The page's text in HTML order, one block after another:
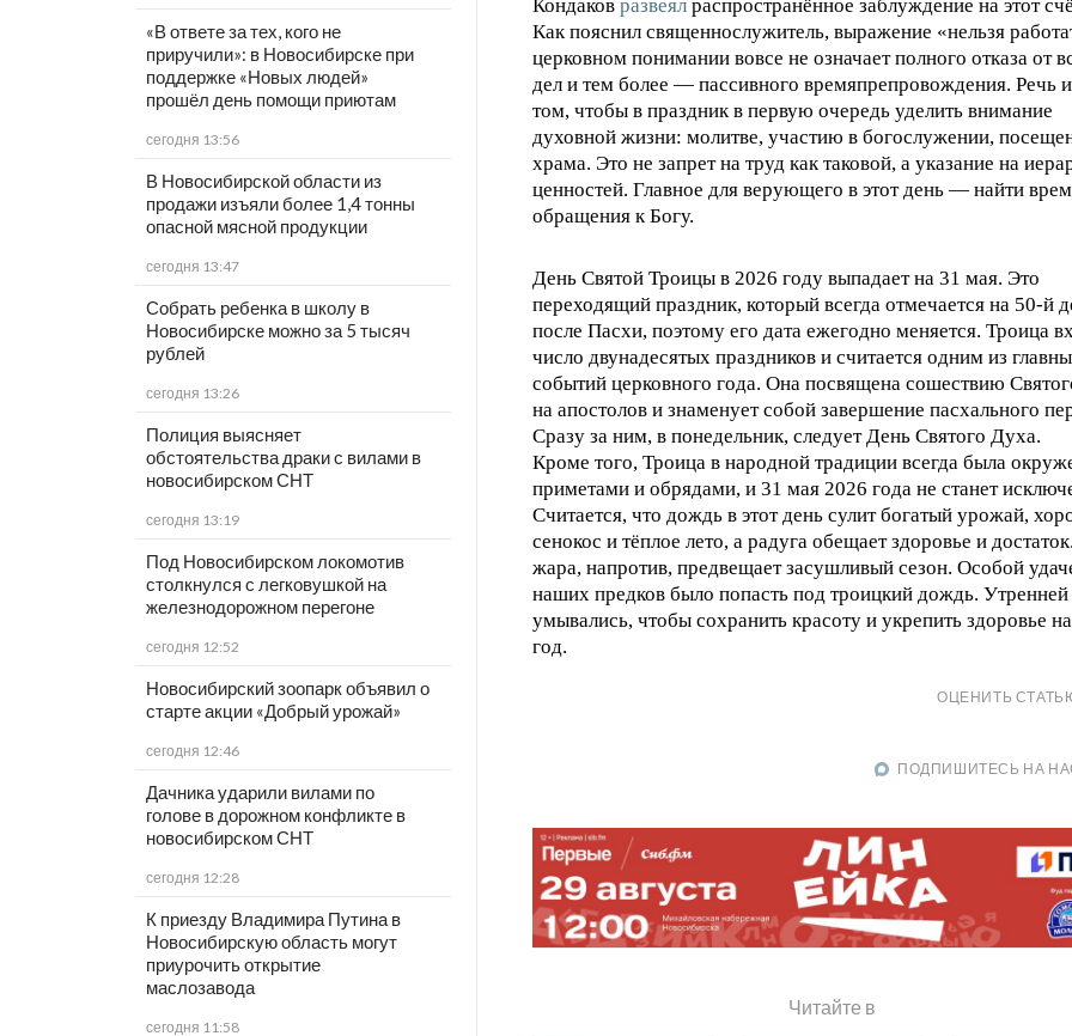
«В ответе за тех, кого не
приручили»: в Новосибирске при
поддержке «Новых людей»
прошёл день помощи приютам
сегодня 13:56
В Новосибирской области из
продажи изъяли более 1,4 тонны
опасной мясной продукции
сегодня 13:47
Собрать ребенка в школу в
Новосибирске можно за 5 тысяч
рублей
сегодня 13:26
Полиция выясняет
обстоятельства драки с вилами в
новосибирском СНТ
сегодня 13:19
Под Новосибирском локомотив
столкнулся с легковушкой на
железнодорожном перегоне
сегодня 12:52
Новосибирский зоопарк объявил о
старте акции «Добрый урожай»
сегодня 12:46
Дачника ударили вилами по
голове в дорожном конфликте в
новосибирском СНТ
сегодня 12:28
К приезду Владимира Путина в
Новосибирскую область могут
приурочить открытие
маслозавода
сегодня 11:58
Кондаков развеял распространённое заблуждение на этот
Как пояснил священнослужитель, выражение «нельзя
церковном понимании вовсе не означает полного отказа от
дел и тем более — пассивного времяпрепровождения. Речь
том, чтобы в праздник в первую очередь уделить внимание
духовной жизни: молитве, участию в богослужении,
храма. Это не запрет на труд как таковой, а указание на
ценностей. Главное для верующего в этот день — найти
обращения к Богу.
День Святой Троицы в 2026 году выпадает на 31 мая. Это
переходящий праздник, который всегда отмечается на 50-й
после Пасхи, поэтому его дата ежегодно меняется. Троица
число двунадесятых праздников и считается одним из
событий церковного года. Она посвящена сошествию
на апостолов и знаменует собой завершение пасхального
Сразу за ним, в понедельник, следует День Святого Духа.
Кроме того, Троица в народной традиции всегда была
приметами и обрядами, и 31 мая 2026 года не станет
Считается, что дождь в этот день сулит богатый урожай,
сенокос и тёплое лето, а радуга обещает здоровье и
жара, напротив, предвещает засушливый сезон. Особой
наших предков было попасть под троицкий дождь.
умывались, чтобы сохранить красоту и укрепить здоровье
год.
ОЦЕНИТЬ
ПОДПИШИТЕСЬ НА
Читайте в